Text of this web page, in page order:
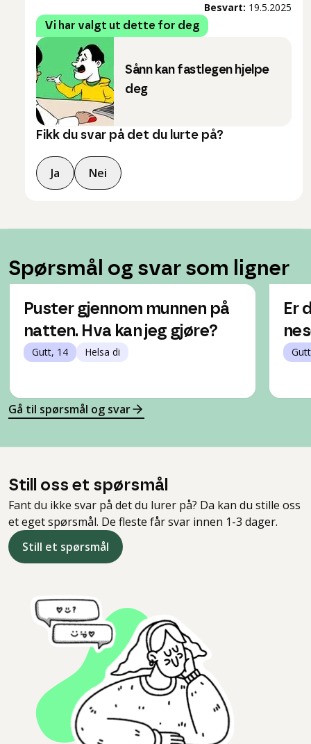
Besvart: 19.5.2025
Vi har valgt ut dette for deg
Sånn kan fastlegen hjelpe
deg
Fikk du svar på det du lurte på?
Ja Nei
Spørsmål og svar som ligner
Puster gjennom munnen på
natten. Hva kan jeg gjøre?
Gutt, 14 Helsa di
Er
Gå til spørsmål og svar
Still oss et spørsmål
Fant du ikke svar på det du lurer på? Da kan du stille oss
et eget spørsmål. De fleste får svar innen 1-3 dager.
Still et spørsmål